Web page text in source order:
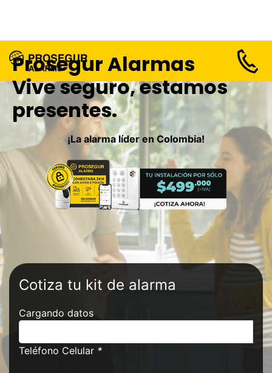
Prosegur Alarmas
Vive seguro, estamos
presentes.
¡La alarma líder en Colombia!
Cotiza tu kit de alarma
Cargando datos
Teléfono Celular *